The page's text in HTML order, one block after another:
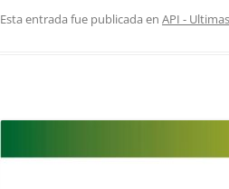
Esta entrada fue publicada en API -